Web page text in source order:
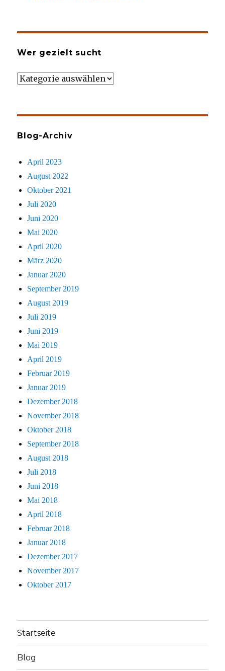
Wer gezielt sucht
Wer
Blog-Archiv
April 2023
August 2022
Oktober 2021
Juli 2020
Juni 2020
Mai 2020
April 2020
März 2020
Januar 2020
September 2019
August 2019
Juli 2019
Juni 2019
Mai 2019
April 2019
Februar 2019
Januar 2019
Dezember 2018
November 2018
Oktober 2018
September 2018
August 2018
Juli 2018
Juni 2018
Mai 2018
April 2018
Februar 2018
Januar 2018
Dezember 2017
November 2017
Oktober 2017
Startseite
Blog